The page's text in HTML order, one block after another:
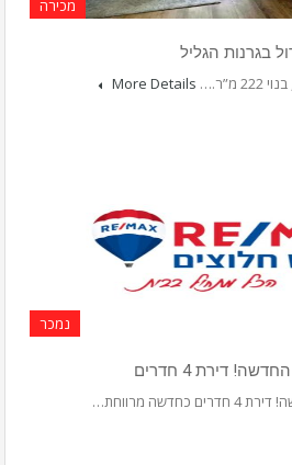
מכירה
בגרנות הגליל
More Details
נמכר
דירת 4 חדרים
מרווחת…